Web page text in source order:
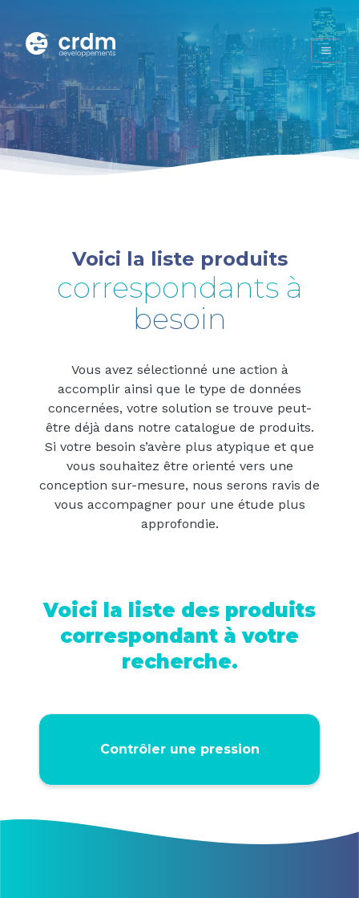
Voici la liste produits
correspondants à
besoin
Vous avez sélectionné une action à
accomplir ainsi que le type de données
concernées, votre solution se trouve peut-
être déjà dans notre catalogue de produits.
Si votre besoin s’avère plus atypique et que
vous souhaitez être orienté vers une
conception sur-mesure, nous serons ravis de
vous accompagner pour une étude plus
approfondie.
Voici la liste des produits
correspondant à votre
recherche.
Contrôler une pression